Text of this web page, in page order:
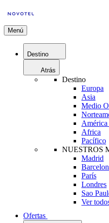
Menú
Destino
Atrás
Destino
Europa
Asia
Medio
Africa
Pacífico
NUESTROS
Madrid
París
Londres
Sao
Ver
Ofertas